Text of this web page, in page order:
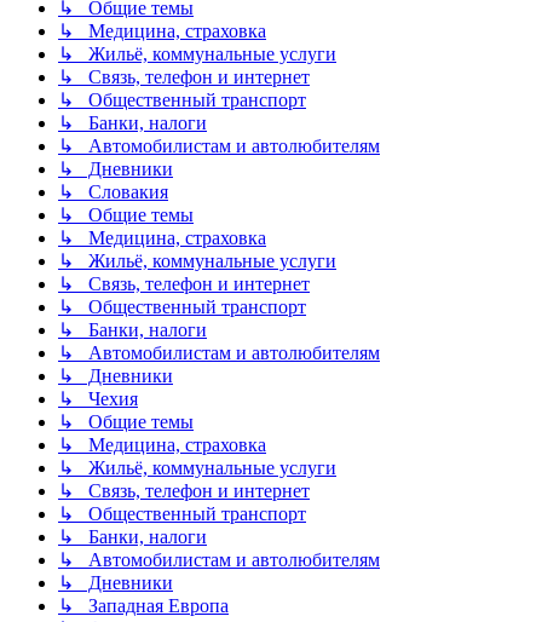
↳ Общие темы
↳ Медицина, страховка
↳ Жильё, коммунальные услуги
↳ Связь, телефон и интернет
↳ Общественный транспорт
↳ Банки, налоги
↳ Автомобилистам и автолюбителям
↳ Дневники
↳ Словакия
↳ Общие темы
↳ Медицина, страховка
↳ Жильё, коммунальные услуги
↳ Связь, телефон и интернет
↳ Общественный транспорт
↳ Банки, налоги
↳ Автомобилистам и автолюбителям
↳ Дневники
↳ Чехия
↳ Общие темы
↳ Медицина, страховка
↳ Жильё, коммунальные услуги
↳ Связь, телефон и интернет
↳ Общественный транспорт
↳ Банки, налоги
↳ Автомобилистам и автолюбителям
↳ Дневники
↳ Западная Европа